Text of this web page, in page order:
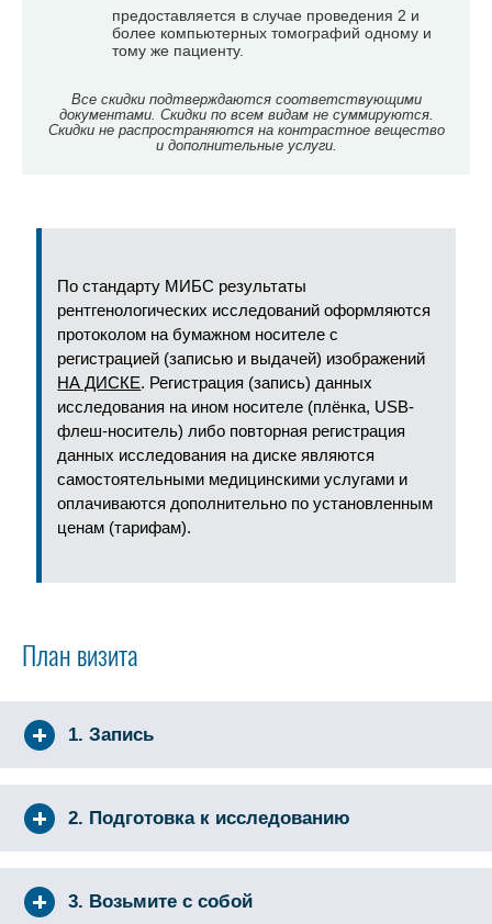
предоставляется в случае проведения 2 и
более компьютерных томографий одному и
тому же пациенту.
Все скидки подтверждаются соответствующими
документами. Скидки по всем видам не суммируются.
Скидки не распространяются на контрастное вещество
и дополнительные услуги.
По стандарту МИБС результаты
рентгенологических исследований оформляются
протоколом на бумажном носителе с
регистрацией (записью и выдачей) изображений
НА ДИСКЕ. Регистрация (запись) данных
исследования на ином носителе (плёнка, USB-
флеш-носитель) либо повторная регистрация
данных исследования на диске являются
самостоятельными медицинскими услугами и
оплачиваются дополнительно по установленным
ценам (тарифам).
План визита
1. Запись
2. Подготовка к исследованию
3. Возьмите с собой